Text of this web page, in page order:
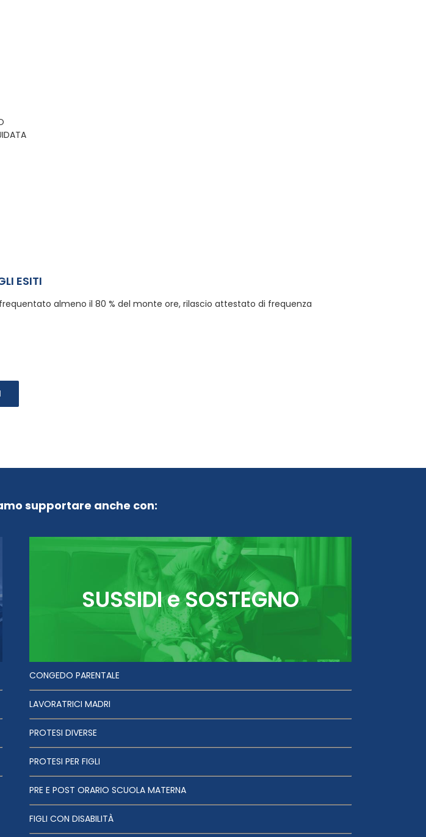
ESITI
almeno il 80 % del monte ore, rilascio attestato di frequenza
supportare anche con:
SUSSIDI e SOSTEGNO
CONGEDO PARENTALE
LAVORATRICI MADRI
PROTESI DIVERSE
PROTESI PER FIGLI
PRE E POST ORARIO SCUOLA MATERNA
FIGLI CON DISABILITÀ